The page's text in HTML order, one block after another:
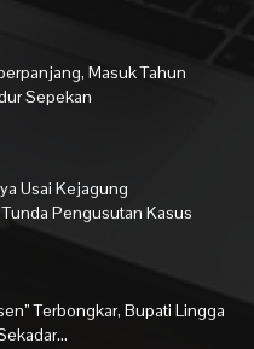
Masuk Tahun
Sepekan
Usai Kejagung
Pengusutan Kasus
Terbongkar, Bupati Lingga